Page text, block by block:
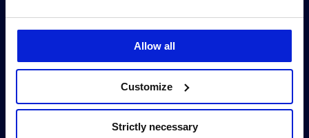
Allow all
Customize
Strictly necessary
42